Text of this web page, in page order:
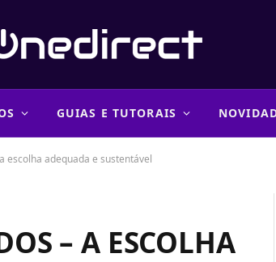
GUIAS E TUTORAIS
escolha adequada e sustentável
– A ESCOLHA